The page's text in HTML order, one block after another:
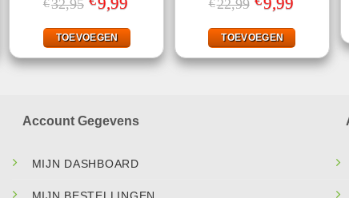
4.50 uit 5
€32,95
prijs
€32,95.€9,99.
TOEVOEGEN
4.75 uit 5
€22,99
prijs
€22,99.€9,99.
TOEVOEGEN
Account Gegevens
MIJN DASHBOARD